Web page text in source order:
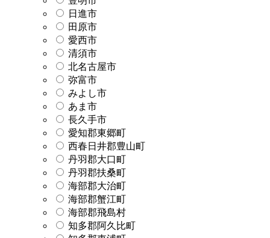
日進市
田原市
愛西市
清須市
北名古屋市
弥富市
みよし市
あま市
長久手市
愛知郡東郷町
西春日井郡豊山町
丹羽郡大口町
丹羽郡扶桑町
海部郡大治町
海部郡蟹江町
海部郡飛島村
知多郡阿久比町